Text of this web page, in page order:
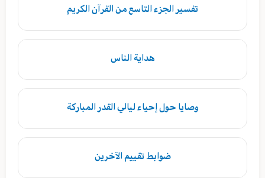
تفسير الجزء التاسع من القرآن الكريم
هداية الناس
وصايا حول إحياء ليالي القدر المباركة
ضوابط تقييم الآخرين